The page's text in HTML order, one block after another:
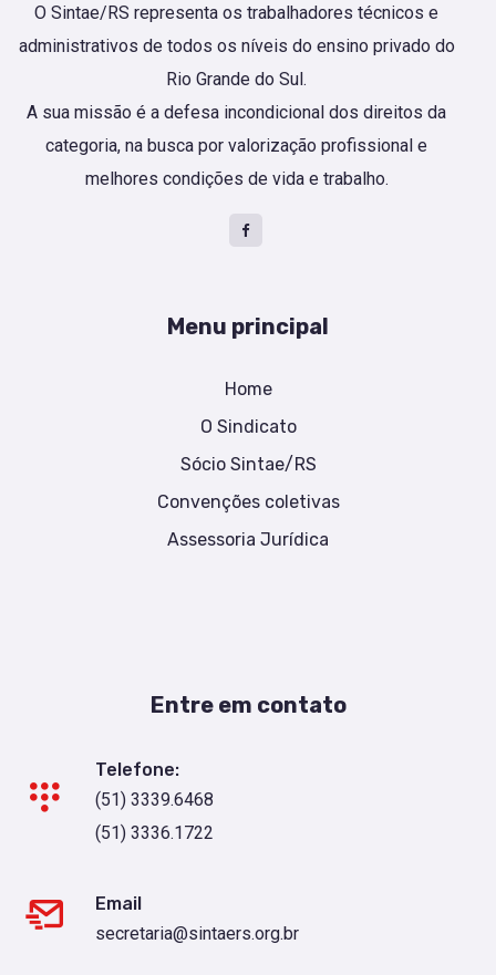
O Sintae/RS representa os trabalhadores técnicos e
administrativos de todos os níveis do ensino privado do
Rio Grande do Sul.
A sua missão é a defesa incondicional dos direitos da
categoria, na busca por valorização profissional e
melhores condições de vida e trabalho.
Menu principal
Home
O Sindicato
Sócio Sintae/RS
Convenções coletivas
Assessoria Jurídica
Entre em contato
Telefone:
(51) 3339.6468
(51) 3336.1722
Email
secretaria@sintaers.org.br